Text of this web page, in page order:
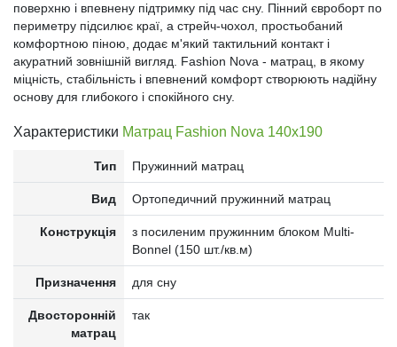
поверхню і впевнену підтримку під час сну. Пінний євроборт по
периметру підсилює краї, а стрейч-чохол, простьобаний
комфортною піною, додає м'який тактильний контакт і
акуратний зовнішній вигляд. Fashion Nova - матрац, в якому
міцність, стабільність і впевнений комфорт створюють надійну
основу для глибокого і спокійного сну.
Характеристики Матрац Fashion Nova 140x190
Тип Пружинний матрац
Вид Ортопедичний пружинний матрац
Конструкція
з посиленим пружинним блоком Multi-
Bonnel (150 шт./кв.м)
Призначення для сну
Двосторонній
матрац
так